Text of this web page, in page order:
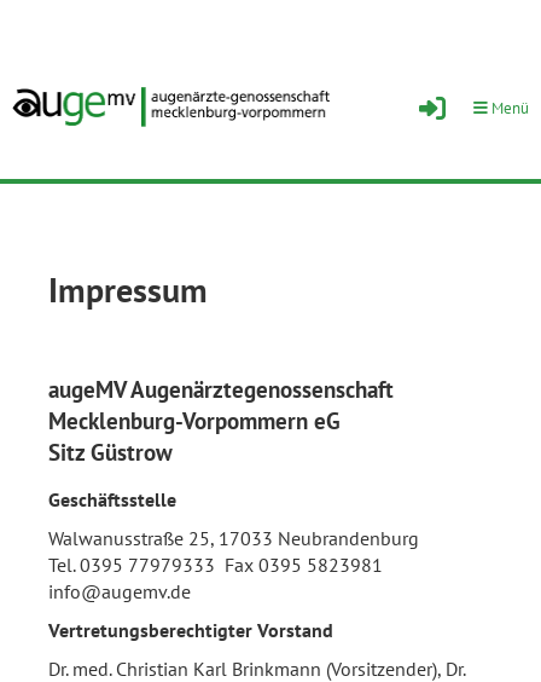
Menü
Impressum
augeMV Augenärztegenossenschaft
Mecklenburg-Vorpommern eG
Sitz Güstrow
Geschäftsstelle
Walwanusstraße 25, 17033 Neubrandenburg
Tel. 0395 77979333 Fax 0395 5823981
info@augemv.de
Vertretungsberechtigter Vorstand
Dr. med. Christian Karl Brinkmann (Vorsitzender), Dr.